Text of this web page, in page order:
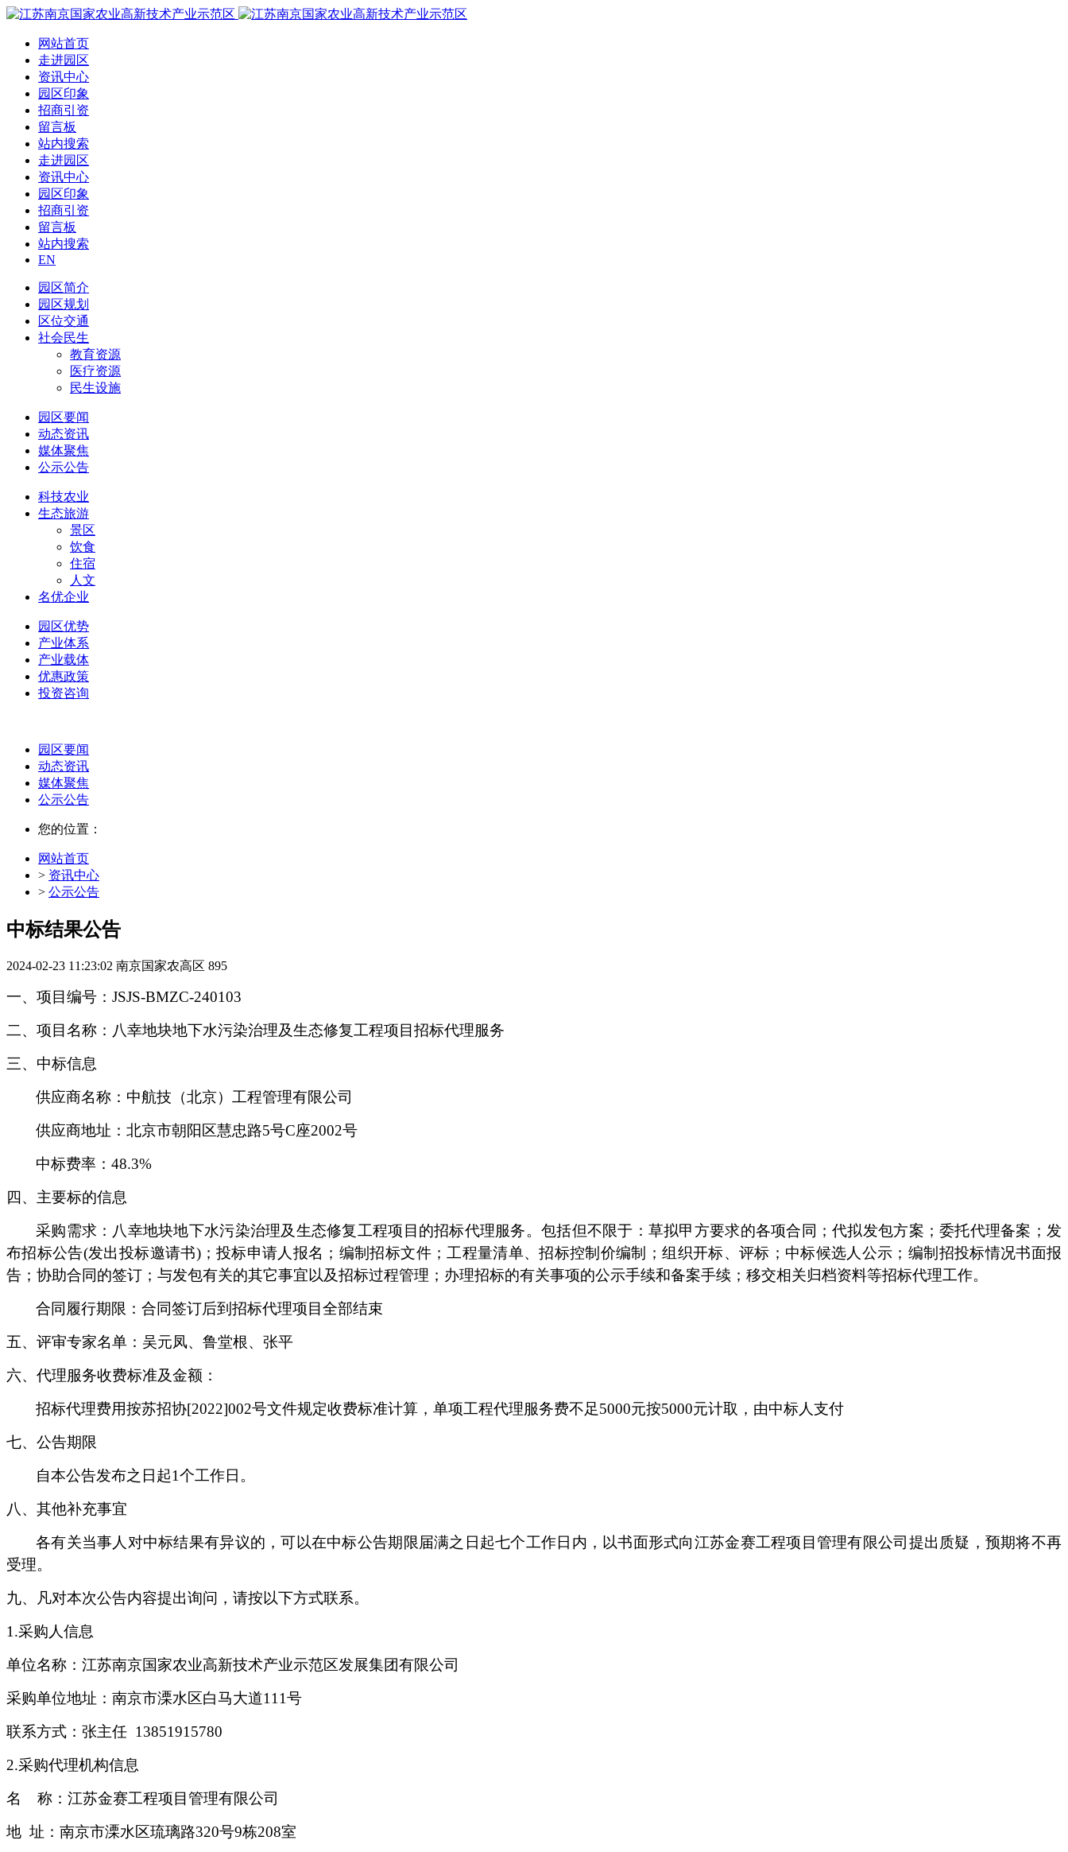
网站首页
走进园区
资讯中心
园区印象
招商引资
留言板
站内搜索
走进园区
资讯中心
园区印象
招商引资
留言板
站内搜索
EN
园区简介
园区规划
区位交通
社会民生
教育资源
医疗资源
民生设施
园区要闻
动态资讯
媒体聚焦
公示公告
科技农业
生态旅游
景区
饮食
住宿
人文
名优企业
园区优势
产业体系
产业载体
优惠政策
投资咨询
园区要闻
动态资讯
媒体聚焦
公示公告
您的位置：
网站首页
> 资讯中心
> 公示公告
中标结果公告
2024-02-23 11:23:02 南京国家农高区 895
一、项目编号： JSJS-BMZC-240103
二、项目名称： 八幸地块地下水污染治理及生态修复工程项目招标代理服务
三、中标信息
供应商名称： 中航技（北京）工程管理有限公司
供应商地址：北京市朝阳区慧忠路5号C座2002号
中标费率 ： 48.3%
四、主要标的信息
采购需求：八幸地块地下水污染治理及生态修复工程项目的招标代理服务。包括但不限于：草拟甲方要求的各项合同；代拟发包方案；委托代理备案；发
布招标公告(发出投标邀请书)；投标申请人报名；编制招标文件；工程量清单、招标控制价编制；组织开标、评标；中标候选人公示；编制招投标情况书面报
告；协助合同的签订；与发包有关的其它事宜以及招标过程管理；办理招标的有关事项的公示手续和备案手续；移交相关归档资料等招标代理工作。
合同履行期限：合同签订后到招标代理项目全部结束
五、评审专家名单： 吴元凤、鲁堂根、 张平
六、代理服务收费标准及金额：
招标代理费用按苏招协[2022]002号文件规定收费标准计算，单项工程代理服务费不足5000元按5000元计取 ， 由中标人支付
七、公告期限
自本公告发布之日起1个工作日。
八、其他补充事宜
各有关当事人对中标结果有异议的，可以在中标公告期限届满之日起七个工作日内，以书面形式向江苏金赛工程项目管理有限公司提出质疑，预期将不再
受理。
九、凡对本次公告内容提出询问，请按以下方式联系。
1.采购人信息
单位名称：江苏南京国家农业高新技术产业示范区发展集团有限公司
采购单位地址：南京市溧水区白马大道111号
联系方式：张主任 13851915780
2.采购代理机构信息
名
称：江苏金赛工程项目管理有限公司
地 址：南京市溧水区琉璃路320号9栋208室